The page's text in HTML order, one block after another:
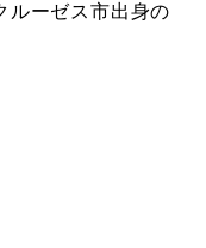
ルーゼス市出身の